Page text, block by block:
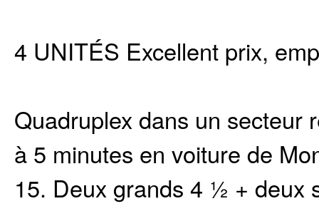
4 UNITÉS Excellent prix,
Quadruplex dans un secteur
à 5 minutes en voiture de
15. Deux grands 4 ½ + deux